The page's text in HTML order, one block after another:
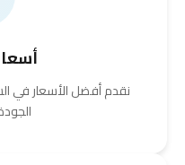
نقدم أفضل الأسعار في